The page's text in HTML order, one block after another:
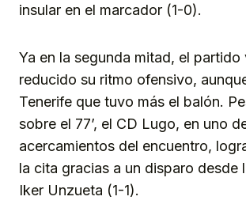
insular en el marcador (1-0).
Ya en la segunda mitad, el partido
reducido su ritmo ofensivo,
Tenerife que tuvo más el balón.
sobre el 77’, el CD Lugo, en uno
acercamientos del encuentro,
la cita gracias a un disparo desde
Iker Unzueta (1-1).